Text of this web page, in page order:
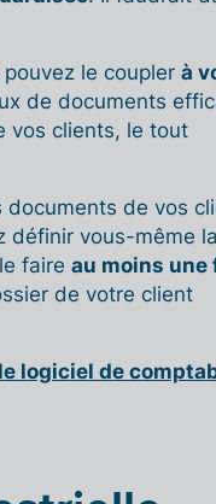
le coupler à
de documents
vos clients, le tout
documents de vos
définir vous-même la
faire au moins une
de votre client
logiciel de